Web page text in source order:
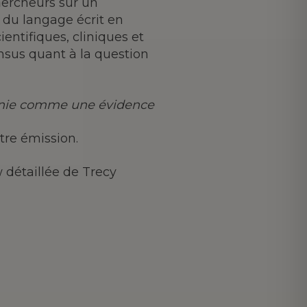
langage écrit en
cliniques et
quant à la question
comme une évidence
émission.
détaillée de Trecy